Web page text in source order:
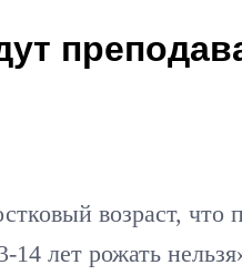
возраст, что
лет рожать